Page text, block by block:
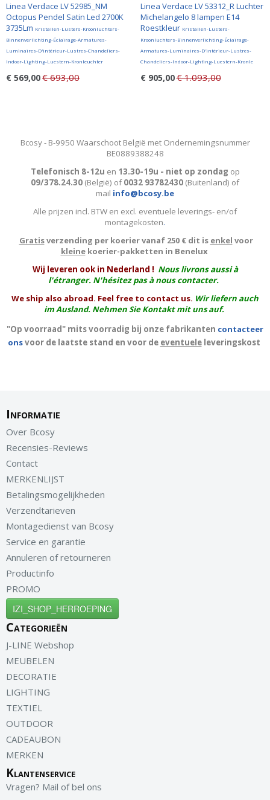
Linea Verdace LV 52985_NM
Octopus Pendel Satin Led 2700K
3735Lm Kristallen-Lusters-Kroonluchters-
Binnenverlichting-Éclairage-Armatures-
Luminaires-D'intérieur-Lustres-Chandeliers-
Indoor-Lighting-Luestern-Kronleuchter
€ 569,00€ 693,00
Linea Verdace LV 53312_R Luchter
Michelangelo 8 lampen E14
Roestkleur Kristallen-Lusters-
Kroonluchters-Binnenverlichting-Éclairage-
Armatures-Luminaires-D'intérieur-Lustres-
Chandeliers-Indoor-Lighting-Luestern-Kronle
€ 905,00€ 1.093,00
Bcosy - B-9950 Waarschoot België met Ondernemingsnummer
BE0889388248
Telefonisch 8-12u en 13.30-19u - niet op zondag op
09/378.24.30 (België) of0032 93782430 (Buitenland) of
mail info@bcosy.be
Alle prijzen incl. BTW en excl. eventuele leverings- en/of
montagekosten.
Gratisverzending per koerier vanaf 250 € dit is enkel voor
kleinekoerier-pakketten in Benelux
Wij leveren ook in Nederland ! Nous livrons aussi à
l'étranger. N'hésitez pas à nous contacter.
We ship also abroad. Feel free to contact us. Wir liefern auch
im Ausland. Nehmen Sie Kontakt mit uns auf.
"Op voorraad" mits voorradig bij onze fabrikanten contacteer
onsvoor de laatste stand en voor de eventueleleveringskost
Informatie
Over Bcosy
Recensies-Reviews
Contact
MERKENLIJST
Betalingsmogelijkheden
Verzendtarieven
Montagedienst van Bcosy
Service en garantie
Annuleren of retourneren
Productinfo
PROMO
IZI_SHOP_HERROEPING
Categorieën
J-LINE Webshop
MEUBELEN
DECORATIE
LIGHTING
TEXTIEL
OUTDOOR
CADEAUBON
MERKEN
Klantenservice
Vragen? Mail of bel ons